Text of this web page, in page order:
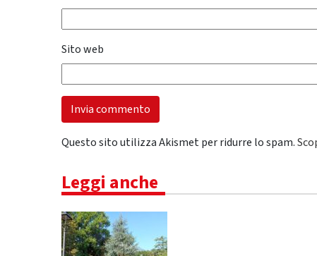
Sito web
Questo sito utilizza Akismet per ridurre lo spam.
Leggi anche